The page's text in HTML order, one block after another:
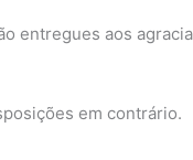
entregues aos
em contrário.